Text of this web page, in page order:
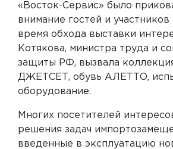
«Восток-Сервис» было
внимание гостей и
время обхода выставки
Котякова, министра труда и
защиты РФ, вызвала
ДЖЕТСЕТ, обувь АЛЕТТО,
оборудование.
Многих посетителей
решения задач
введенные в эксплуатацию